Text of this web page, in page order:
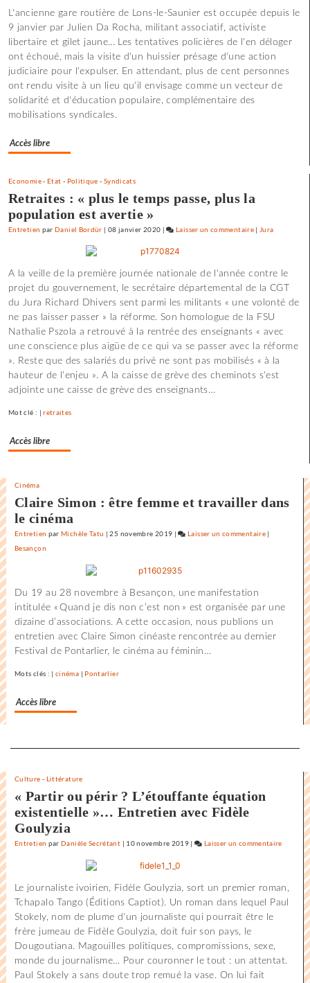
:
«
J’aime
les
films
où
L'ancienne gare routière de Lons-le-Saunier est occupée depuis le
9 janvier par Julien Da Rocha, militant associatif, activiste
libertaire et gilet jaune... Les tentatives policières de l'en déloger
ont échoué, mais la visite d'un huissier présage d'une action
judiciaire pour l'expulser. En attendant, plus de cent personnes
ont rendu visite à un lieu qu'il envisage comme un vecteur de
solidarité et d'éducation populaire, complémentaire des
mobilisations syndicales.
Accès libre
Economie- Etat - Politique - Syndicats
Retraites : « plus le temps passe, plus la
population est avertie »
Entretien parDaniel Bordür | 08 janvier 2020 | Laisser un commentaire on
:
«
J’aime
les
films
où
il
y
| Jura
A la veille de la première journée nationale de l'année contre le
projet du gouvernement, le secrétaire départemental de la CGT
du Jura Richard Dhivers sent parmi les militants « une volonté de
ne pas laisser passer » la réforme. Son homologue de la FSU
Nathalie Pszola a retrouvé à la rentrée des enseignants « avec
une conscience plus aigüe de ce qui va se passer avec la réforme
». Reste que des salariés du privé ne sont pas mobilisés « à la
hauteur de l'enjeu ». A la caisse de grève des cheminots s'est
adjointe une caisse de grève des enseignants…
Mot clé : |retraites
Accès libre
Cinéma
Claire Simon : être femme et travailler dans
le cinéma
Entretien parMichèle Tatu |25 novembre 2019 | Laisser un commentaire on
J’aime
les
films
|
Besançon
Du 19 au 28 novembre à Besançon, une manifestation
intitulée « Quand je dis non c’est non » est organisée par une
dizaine d’associations. A cette occasion, nous publions un
entretien avec Claire Simon cinéaste rencontrée au dernier
Festival de Pontarlier, le cinéma au féminin…
Mots clés : |cinéma | Pontarlier
Accès libre
Separateur
Culture - Littérature
« Partir ou périr ? L’étouffante équation
existentielle »… Entretien avec Fidèle
Goulyzia
Entretien parDanièle Secrétant | 10 novembre 2019 | Laisser un commentaire
Claude
Lelouch
:
«
où
Le journaliste ivoirien, Fidèle Goulyzia, sort un premier roman,
Tchapalo Tango (Éditions Captiot). Un roman dans lequel Paul
Stokely, nom de plume d'un journaliste qui pourrait être le
frère jumeau de Fidèle Goulyzia, doit fuir son pays, le
Dougoutiana. Magouilles politiques, compromissions, sexe,
monde du journalisme… Pour couronner le tout : un attentat.
Paul Stokely a sans doute trop remué la vase. On lui fait